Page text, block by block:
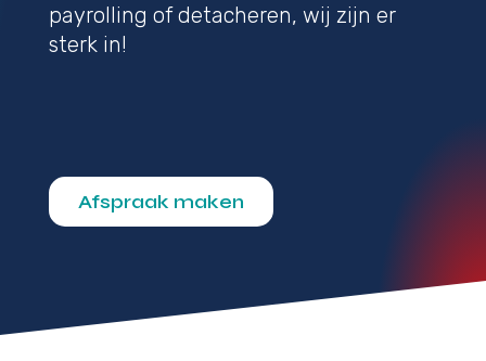
payrolling of detacheren, wij zijn er
sterk in!
Afspraak maken